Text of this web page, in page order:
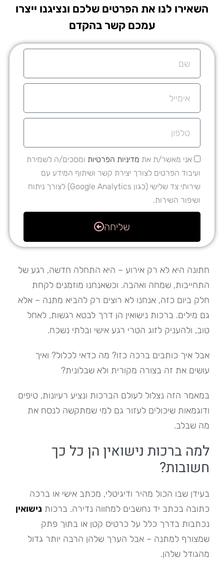
השאירו לנו את הפרטים שלכם ונציגנו ייצרו
עמכם קשר בהקדם
אני מאשר/ת את מדיניות הפרטיות ומסכים/ה לשמירת
ועיבוד הפרטים לצורך יצירת קשר ושיתוף המידע עם
שירותי צד שלישי (כגון Google Analytics) לצורך ניתוח
ושיפור השירות.
שליחה
חתונה היא לא רק אירוע – היא התחלה חדשה, רגע של
התחייבות, שמחה ואהבה. וכשאנחנו מוזמנים לקחת
חלק ביום כזה, אנחנו לא רוצים רק להביא מתנה – אלא
גם מילים. ברכות נישואין הן דרך לבטא רגשות, לאחל
טוב, ולהעניק לזוג הטרי רגע אישי ובלתי נשכח.
אבל איך כותבים ברכה כזו? מה כדאי לכלול? ואיך
עושים את זה בצורה מקורית ולא שבלונית?
במאמר הזה נצלול לעולם הברכות ונציע רעיונות, טיפים
ודוגמאות שיכולים לעזור גם למי שמתקשה לנסח את
מה שבלב.
למה ברכות נישואין הן כל כך
חשובות?
בעידן שבו הכול מהיר ודיגיטלי, מכתב אישי או ברכה
כתובה בכתב יד נחשבים למחווה נדירה. ברכות נישואין
נכתבות בדרך כלל על כרטיס קטן או בתוך פתק
שמצורף למתנה – אבל הערך שלהן הרבה יותר גדול
מהגודל שלהן.